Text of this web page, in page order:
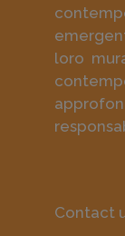
loro
Contact